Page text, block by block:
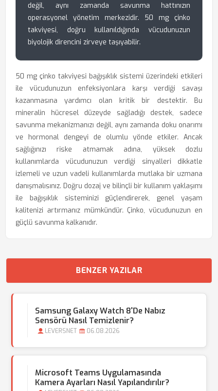
değil, aynı zamanda savunma hattınızın
operasyonel yönetim merkezidir. 50 mg çinko
takviyesi, doğru kullanıldığında vücudunuzun
biyolojik direncini zirveye taşıyabilir.
50 mg çinko takviyesi bağışıklık sistemi üzerindeki etkileri
ile vücudunuzun enfeksiyonlara karşı verdiği savaşı
kazanmasına yardımcı olan kritik bir destektir. Bu
mineralin hücresel düzeyde sağladığı destek, sadece
savunma mekanizmanızı değil, aynı zamanda doku onarımı
ve hormonal dengeyi de olumlu yönde etkiler. Ancak
sağlığınızı riske atmamak adına, yüksek dozlu
kullanımlarda vücudunuzun verdiği sinyalleri dikkatle
izlemeli ve uzun vadeli kullanımlarda mutlaka bir uzmana
danışmalısınız. Doğru dozaj ve bilinçli bir kullanım yaklaşımı
ile bağışıklık sisteminizi güçlendirerek, genel yaşam
kalitenizi artırmanız mümkündür. Çinko, vücudunuzun en
güçlü savunma kalkanıdır.
BENZER YAZILAR
Samsung Galaxy Watch 8'de Nabız
Sensörü Nasıl Temizlenir?
LEVERSNET 06.08.2026
Microsoft Teams Uygulamasında
Kamera Ayarları Nasıl Yapılandırılır?